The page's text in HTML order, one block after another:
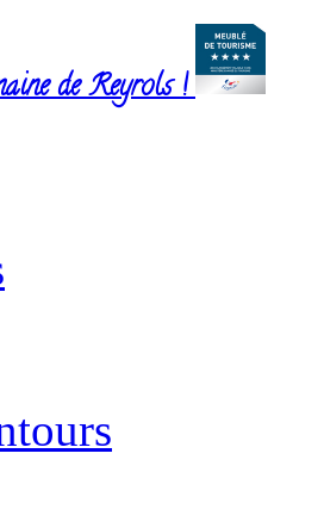
de Reyrols !